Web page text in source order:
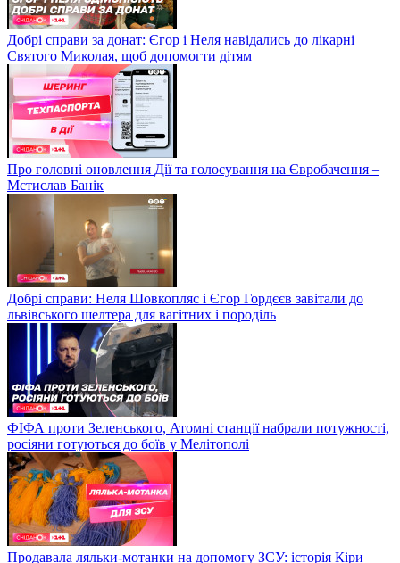
Добрі справи за донат: Єгор і Неля навідались до лікарні
Святого Миколая, щоб допомогти дітям
Про головні оновлення Дії та голосування на Євробачення –
Мстислав Банік
Добрі справи: Неля Шовкопляс і Єгор Гордєєв завітали до
львівського шелтера для вагітних і породіль
ФІФА проти Зеленського, Атомні станції набрали потужності,
росіяни готуються до боїв у Мелітополі
Продавала ляльки-мотанки на допомогу ЗСУ: історія Кіри